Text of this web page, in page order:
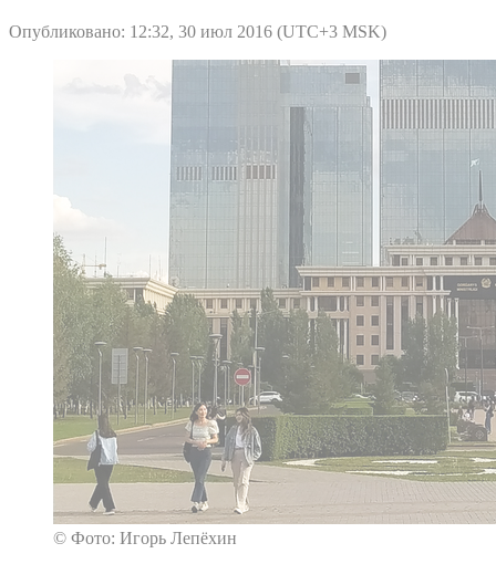
Опубликовано: 12:32, 30 июл 2016 (UTC+3 MSK)
© Фото: Игорь Лепёхин